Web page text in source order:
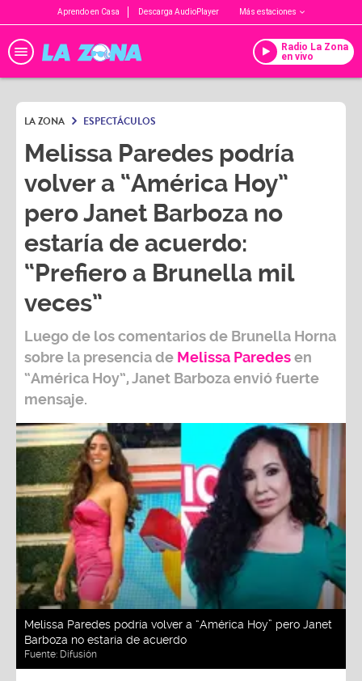
Aprendo en Casa Descarga AudioPlayer Más estaciones
Radio La Zona
en vivo
LA ZONA ESPECTÁCULOS
Melissa Paredes podría
volver a “América Hoy”
pero Janet Barboza no
estaría de acuerdo:
“Prefiero a Brunella mil
veces”
Luego de los comentarios de Brunella Horna
sobre la presencia de Melissa Paredesen
“América Hoy”, Janet Barbozaenvió fuerte
mensaje.
Melissa Paredes podría volver a “América Hoy” pero Janet
Barboza no estaría de acuerdo
Fuente: Difusión